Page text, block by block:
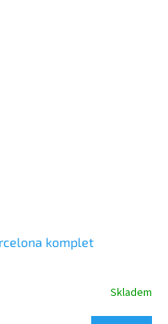
komplet
Skladem